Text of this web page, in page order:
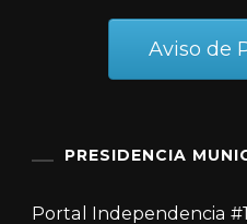
Aviso de
PRESIDENCIA
Portal Independencia